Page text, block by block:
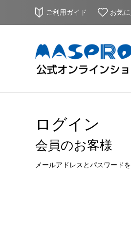
ご利用ガイド お気
ログイン
会員のお客様
メールアドレスとパスワード